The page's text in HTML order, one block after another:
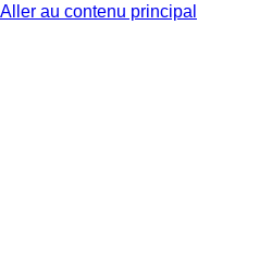
Aller au contenu principal